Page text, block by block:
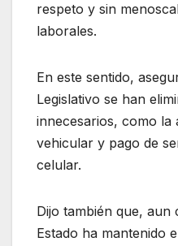
respeto y sin
laborales.
En este sentido,
Legislativo se han
innecesarios, como la
vehicular y pago de
celular.
Dijo también que, aun
Estado ha mantenido